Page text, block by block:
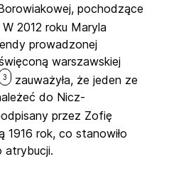
pochodzące
W 2012 roku Maryla
prowadzonej
warszawskiej
3
zauważyła, że jeden ze
do Nicz-
przez Zofię
rok, co stanowiło
atrybucji.